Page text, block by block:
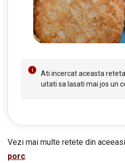
Ati incercat aceasta
uitati sa lasati mai jos un
Vezi mai multe retete din
porc.